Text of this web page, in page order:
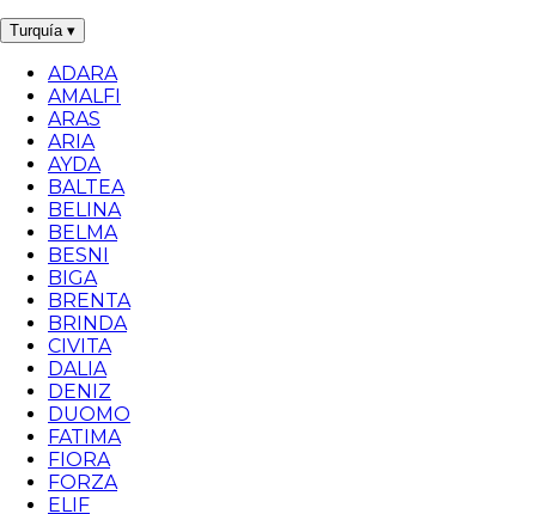
Turquía ▾
ADARA
AMALFI
ARAS
ARIA
AYDA
BALTEA
BELINA
BELMA
BESNI
BIGA
BRENTA
BRINDA
CIVITA
DALIA
DENIZ
DUOMO
FATIMA
FIORA
FORZA
ELIF